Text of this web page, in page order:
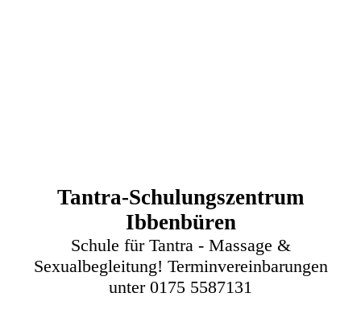
Tantra-Schulungszentrum
Ibbenbüren
Schule für Tantra - Massage &
Sexualbegleitung! Terminvereinbarungen
unter 0175 5587131